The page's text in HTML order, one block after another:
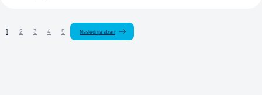
1 2 3 4 5 Naslednja stran